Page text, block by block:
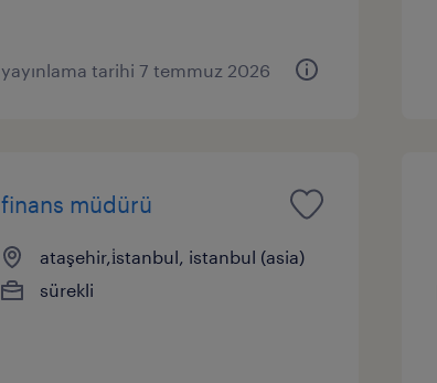
yayınlama tarihi 7 temmuz 2026
finans müdürü
ataşehir,i̇stanbul, istanbul (asia)
sürekli